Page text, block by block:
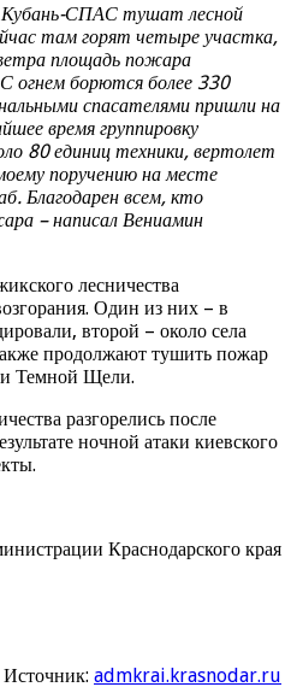
СПАС тушат лесной
там горят четыре участка,
площадь пожара
огнем борются более 330
спасателями пришли на
время группировку
80 единиц техники, вертолет
поручению на месте
Благодарен всем, кто
– написал Вениамин
лесничества
Один из них – в
второй – около села
продолжают тушить пожар
и Темной Щели.
разгорелись после
ночной атаки киевского
Краснодарского края
Источник: admkrai.krasnodar.ru